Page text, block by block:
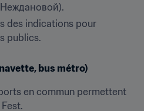
des indications pour
publics.
bus métro)
en commun permettent